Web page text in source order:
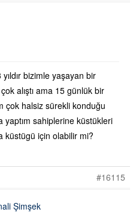
bizimle yaşayan bir
alıştı ama 15 günlük bir
çok halsiz sürekli konduğu
yaptım sahiplerine küstükleri
küstügü için olabilir mi?
#16115
Şimşek